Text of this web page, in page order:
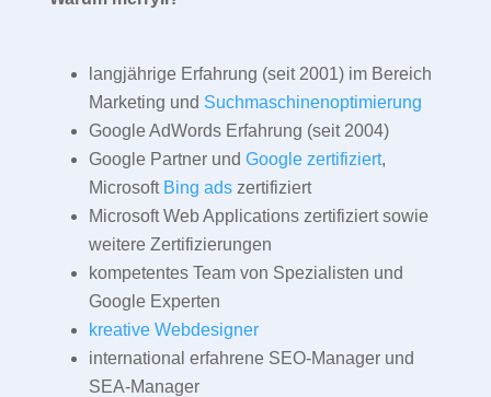
langjährige Erfahrung (seit 2001) im Bereich
Marketing und Suchmaschinenoptimierung
Google AdWords Erfahrung (seit 2004)
Google Partner und Google zertifiziert,
Microsoft Bing adszertifiziert
Microsoft Web Applications zertifiziert sowie
weitere Zertifizierungen
kompetentes Team von Spezialisten und
Google Experten
kreative Webdesigner
international erfahrene SEO-Manager und
SEA-Manager